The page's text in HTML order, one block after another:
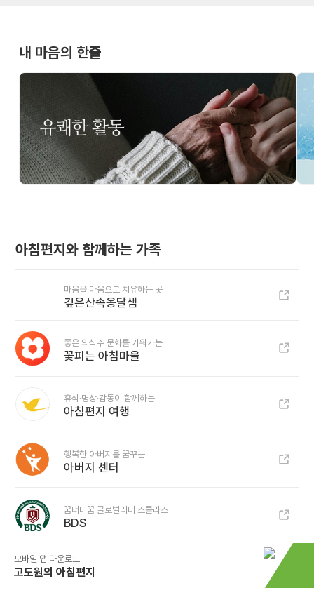
내 마음의 한줄
아침편지와 함께하는 가족
마음을 마음으로 치유하는 곳
깊은산속옹달샘
좋은 의식주 문화를 키워가는
꽃피는 아침마을
휴식·명상·감동이 함께하는
아침편지 여행
행복한 아버지를 꿈꾸는
아버지 센터
꿈너머꿈 글로벌리더 스콜라스
BDS
모바일 앱 다운로드
고도원의 아침편지